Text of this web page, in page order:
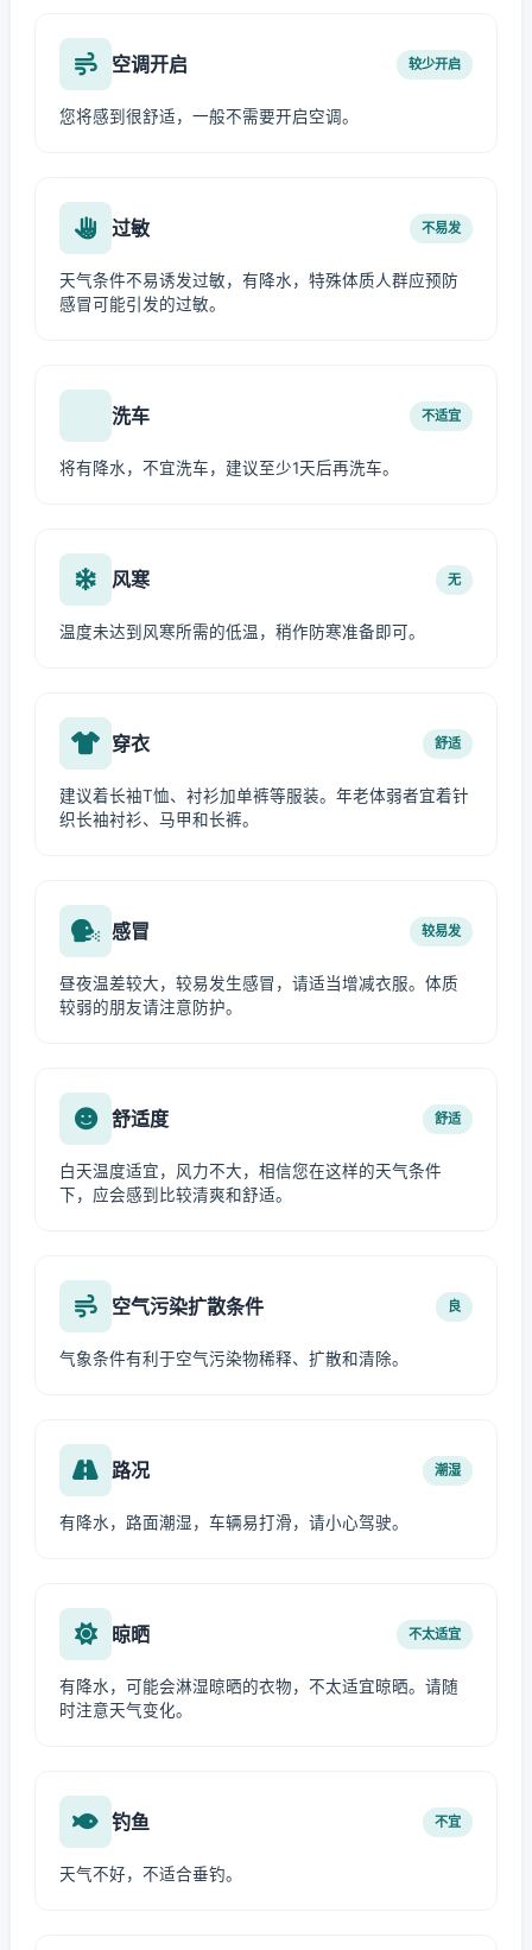
空调开启 较少开启
您将感到很舒适，一般不需要开启空调。
过敏 不易发
天气条件不易诱发过敏，有降水，特殊体质人群应预防
感冒可能引发的过敏。
洗车 不适宜
将有降水，不宜洗车，建议至少1天后再洗车。
风寒 无
温度未达到风寒所需的低温，稍作防寒准备即可。
穿衣 舒适
建议着长袖T恤、衬衫加单裤等服装。年老体弱者宜着针
织长袖衬衫、马甲和长裤。
感冒 较易发
昼夜温差较大，较易发生感冒，请适当增减衣服。体质
较弱的朋友请注意防护。
舒适度 舒适
白天温度适宜，风力不大，相信您在这样的天气条件
下，应会感到比较清爽和舒适。
空气污染扩散条件 良
气象条件有利于空气污染物稀释、扩散和清除。
路况 潮湿
有降水，路面潮湿，车辆易打滑，请小心驾驶。
晾晒 不太适宜
有降水，可能会淋湿晾晒的衣物，不太适宜晾晒。请随
时注意天气变化。
钓鱼 不宜
天气不好，不适合垂钓。